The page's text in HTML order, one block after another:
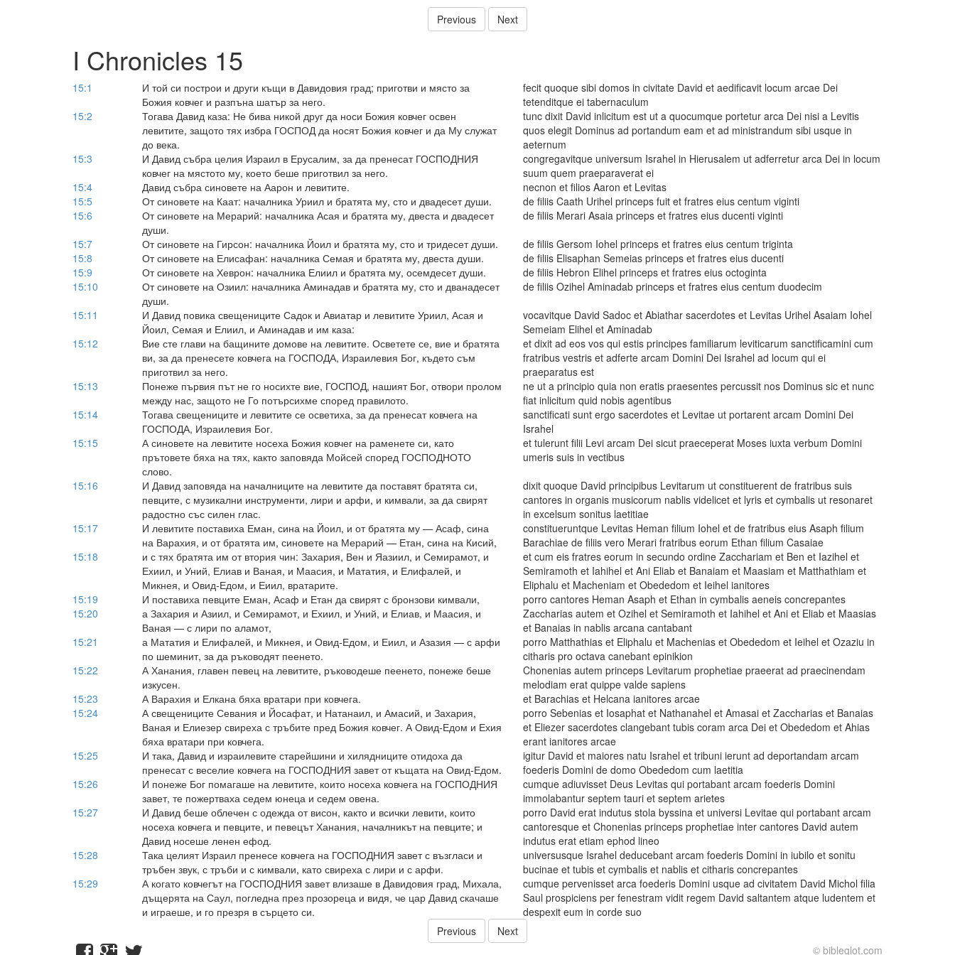
Previous Next
I Chronicles 15
15:1
И той си построи и други къщи в Давидовия град; приготви и място за
Божия ковчег и разпъна шатър за него.
fecit quoque sibi domos in civitate David et aedificavit locum arcae Dei
tetenditque ei tabernaculum
15:2
Тогава Давид каза: Не бива никой друг да носи Божия ковчег освен
левитите, защото тях избра ГОСПОД да носят Божия ковчег и да Му служат
до века.
tunc dixit David inlicitum est ut a quocumque portetur arca Dei nisi a Levitis
quos elegit Dominus ad portandum eam et ad ministrandum sibi usque in
aeternum
15:3
И Давид събра целия Израил в Ерусалим, за да пренесат ГОСПОДНИЯ
ковчег на мястото му, което беше приготвил за него.
congregavitque universum Israhel in Hierusalem ut adferretur arca Dei in locum
suum quem praeparaverat ei
15:4
Давид събра синовете на Аарон и левитите.
necnon et filios Aaron et Levitas
15:5
От синовете на Каат: началника Уриил и братята му, сто и двадесет души.
de filiis Caath Urihel princeps fuit et fratres eius centum viginti
15:6
От синовете на Мерарий: началника Асая и братята му, двеста и двадесет
души.
de filiis Merari Asaia princeps et fratres eius ducenti viginti
15:7
От синовете на Гирсон: началника Йоил и братята му, сто и тридесет души.
de filiis Gersom Iohel princeps et fratres eius centum triginta
15:8
От синовете на Елисафан: началника Семая и братята му, двеста души.
de filiis Elisaphan Semeias princeps et fratres eius ducenti
15:9
От синовете на Хеврон: началника Елиил и братята му, осемдесет души.
de filiis Hebron Elihel princeps et fratres eius octoginta
15:10
От синовете на Озиил: началника Аминадав и братята му, сто и дванадесет
души.
de filiis Ozihel Aminadab princeps et fratres eius centum duodecim
15:11
И Давид повика свещениците Садок и Авиатар и левитите Уриил, Асая и
Йоил, Семая и Елиил, и Аминадав и им каза:
vocavitque David Sadoc et Abiathar sacerdotes et Levitas Urihel Asaiam Iohel
Semeiam Elihel et Aminadab
15:12
Вие сте глави на бащините домове на левитите. Осветете се, вие и братята
ви, за да пренесете ковчега на ГОСПОДА, Израилевия Бог, където съм
приготвил за него.
et dixit ad eos vos qui estis principes familiarum leviticarum sanctificamini cum
fratribus vestris et adferte arcam Domini Dei Israhel ad locum qui ei
praeparatus est
15:13
Понеже първия път не го носихте вие, ГОСПОД, нашият Бог, отвори пролом
между нас, защото не Го потърсихме според правилото.
ne ut a principio quia non eratis praesentes percussit nos Dominus sic et nunc
fiat inlicitum quid nobis agentibus
15:14
Тогава свещениците и левитите се осветиха, за да пренесат ковчега на
ГОСПОДА, Израилевия Бог.
sanctificati sunt ergo sacerdotes et Levitae ut portarent arcam Domini Dei
Israhel
15:15
А синовете на левитите носеха Божия ковчег на раменете си, като
прътовете бяха на тях, както заповяда Мойсей според ГОСПОДНОТО
слово.
et tulerunt filii Levi arcam Dei sicut praeceperat Moses iuxta verbum Domini
umeris suis in vectibus
15:16
И Давид заповяда на началниците на левитите да поставят братята си,
певците, с музикални инструменти, лири и арфи, и кимвали, за да свирят
радостно със силен глас.
dixit quoque David principibus Levitarum ut constituerent de fratribus suis
cantores in organis musicorum nablis videlicet et lyris et cymbalis ut resonaret
in excelsum sonitus laetitiae
15:17
И левитите поставиха Еман, сина на Йоил, и от братята му — Асаф, сина
на Варахия, и от братята им, синовете на Мерарий — Етан, сина на Кисий,
constitueruntque Levitas Heman filium Iohel et de fratribus eius Asaph filium
Barachiae de filiis vero Merari fratribus eorum Ethan filium Casaiae
15:18
и с тях братята им от втория чин: Захария, Вен и Яазиил, и Семирамот, и
Ехиил, и Уний, Елиав и Ваная, и Маасия, и Мататия, и Елифалей, и
Микнея, и Овид-Едом, и Еиил, вратарите.
et cum eis fratres eorum in secundo ordine Zacchariam et Ben et Iazihel et
Semiramoth et Iahihel et Ani Eliab et Banaiam et Maasiam et Matthathiam et
Eliphalu et Macheniam et Obededom et Ieihel ianitores
15:19
И поставиха певците Еман, Асаф и Етан да свирят с бронзови кимвали,
porro cantores Heman Asaph et Ethan in cymbalis aeneis concrepantes
15:20
а Захария и Азиил, и Семирамот, и Ехиил, и Уний, и Елиав, и Маасия, и
Ваная — с лири по аламот,
Zaccharias autem et Ozihel et Semiramoth et Iahihel et Ani et Eliab et Maasias
et Banaias in nablis arcana cantabant
15:21
а Мататия и Елифалей, и Микнея, и Овид-Едом, и Еиил, и Азазия — с арфи
по шеминит, за да ръководят пеенето.
porro Matthathias et Eliphalu et Machenias et Obededom et Ieihel et Ozaziu in
citharis pro octava canebant epinikion
15:22
А Ханания, главен певец на левитите, ръководеше пеенето, понеже беше
изкусен.
Chonenias autem princeps Levitarum prophetiae praeerat ad praecinendam
melodiam erat quippe valde sapiens
15:23
А Варахия и Елкана бяха вратари при ковчега.
et Barachias et Helcana ianitores arcae
15:24
А свещениците Севания и Йосафат, и Натанаил, и Амасий, и Захария,
Ваная и Елиезер свиреха с тръбите пред Божия ковчег. А Овид-Едом и Ехия
бяха вратари при ковчега.
porro Sebenias et Iosaphat et Nathanahel et Amasai et Zaccharias et Banaias
et Eliezer sacerdotes clangebant tubis coram arca Dei et Obededom et Ahias
erant ianitores arcae
15:25
И така, Давид и израилевите старейшини и хилядниците отидоха да
пренесат с веселие ковчега на ГОСПОДНИЯ завет от къщата на Овид-Едом.
igitur David et maiores natu Israhel et tribuni ierunt ad deportandam arcam
foederis Domini de domo Obededom cum laetitia
15:26
И понеже Бог помагаше на левитите, които носеха ковчега на ГОСПОДНИЯ
завет, те пожертваха седем юнеца и седем овена.
cumque adiuvisset Deus Levitas qui portabant arcam foederis Domini
immolabantur septem tauri et septem arietes
15:27
И Давид беше облечен с одежда от висон, както и всички левити, които
носеха ковчега и певците, и певецът Ханания, началникът на певците; и
Давид носеше ленен ефод.
porro David erat indutus stola byssina et universi Levitae qui portabant arcam
cantoresque et Chonenias princeps prophetiae inter cantores David autem
indutus erat etiam ephod lineo
15:28
Така целият Израил пренесе ковчега на ГОСПОДНИЯ завет с възгласи и
тръбен звук, с тръби и с кимвали, като свиреха с лири и с арфи.
universusque Israhel deducebant arcam foederis Domini in iubilo et sonitu
bucinae et tubis et cymbalis et nablis et citharis concrepantes
15:29
А когато ковчегът на ГОСПОДНИЯ завет влизаше в Давидовия град, Михала,
дъщерята на Саул, погледна през прозореца и видя, че цар Давид скачаше
и играеше, и го презря в сърцето си.
cumque pervenisset arca foederis Domini usque ad civitatem David Michol filia
Saul prospiciens per fenestram vidit regem David saltantem atque ludentem et
despexit eum in corde suo
Previous
Next
© bibleglot.com